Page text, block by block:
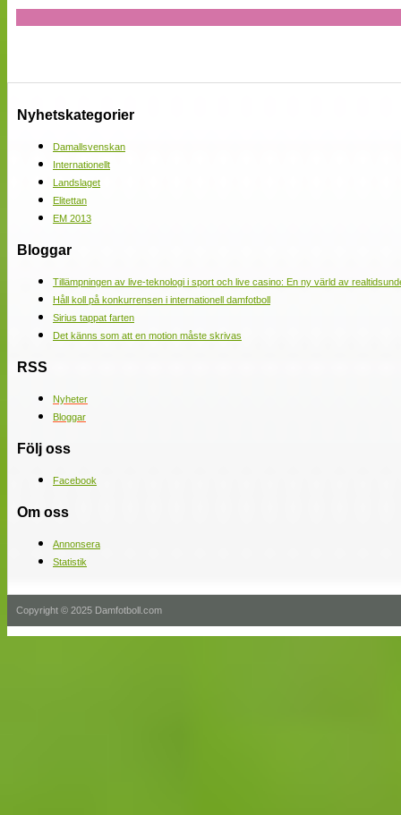
Nyhetskategorier
Damallsvenskan
Internationellt
Landslaget
Elitettan
EM 2013
Bloggar
Tillämpningen av live-teknologi i sport och live casino: En ny värld av
Håll koll på konkurrensen i internationell damfotboll
Sirius tappat farten
Det känns som att en motion måste skrivas
RSS
Nyheter
Bloggar
Följ oss
Facebook
Om oss
Annonsera
Statistik
Copyright © 2025 Damfotboll.com